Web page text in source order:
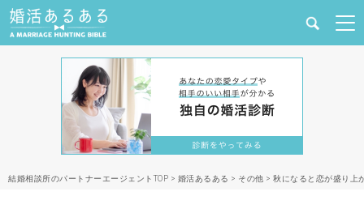
婚活と結婚
恋愛の悩み
結婚相談所のパートナーエージェントTOP > 婚活あるある > その他 > 秋になると恋が盛り上